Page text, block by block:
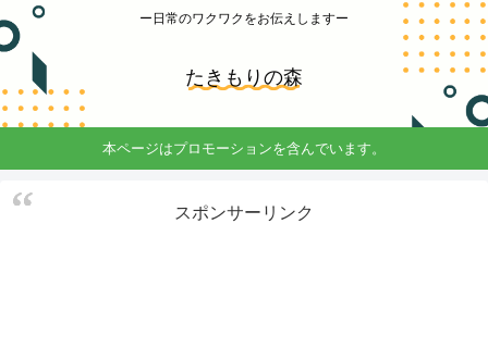
ー日常のワクワクをお伝えしますー
たきもりの森
本ページはプロモーションを含んでいます。
スポンサーリンク